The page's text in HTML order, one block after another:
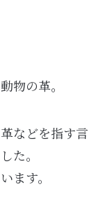
物の革。
などを指す言
た。
ます。